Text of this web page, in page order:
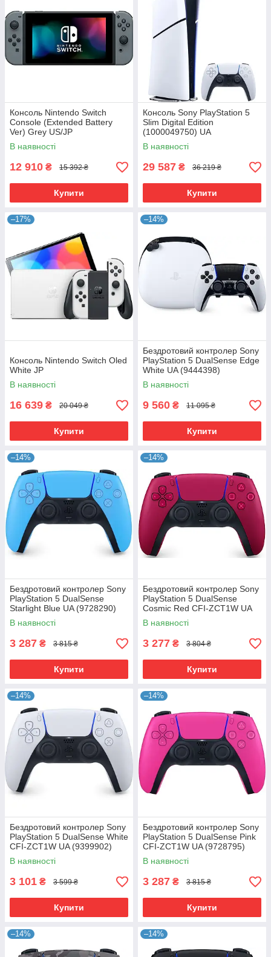
Консоль Nintendo Switch
Console (Extended Battery
Ver) Grey US/JP
В наявності
12 910 ₴ 15 392 ₴
Купити
Консоль Sony PlayStation 5
Slim Digital Edition
(1000049750) UA
В наявності
29 587 ₴ 36 219 ₴
Купити
–17%
Консоль Nintendo Switch Oled
White JP
В наявності
16 639 ₴ 20 049 ₴
Купити
–14%
Бездротовий контролер Sony
PlayStation 5 DualSense Edge
White UA (9444398)
В наявності
9 560 ₴ 11 095 ₴
Купити
–14%
Бездротовий контролер Sony
PlayStation 5 DualSense
Starlight Blue UA (9728290)
В наявності
3 287 ₴ 3 815 ₴
Купити
–14%
Бездротовий контролер Sony
PlayStation 5 DualSense
Cosmic Red CFI-ZCT1W UA
(9828297)
В наявності
3 277 ₴ 3 804 ₴
Купити
–14%
Бездротовий контролер Sony
PlayStation 5 DualSense White
CFI-ZCT1W UA (9399902)
В наявності
3 101 ₴ 3 599 ₴
Купити
–14%
Бездротовий контролер Sony
PlayStation 5 DualSense Pink
CFI-ZCT1W UA (9728795)
В наявності
3 287 ₴ 3 815 ₴
Купити
–14% –14%